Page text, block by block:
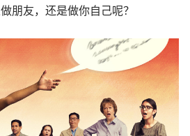
朋友，还是做你自己呢？